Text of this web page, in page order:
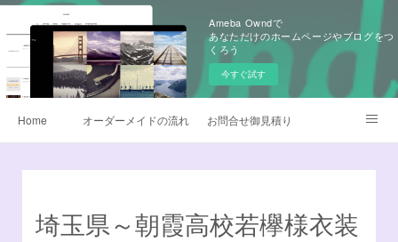
Ameba Owndで
あなただけのホームページやブログをつ
くろう
今すぐ試す
Home オーダーメイドの流れ お問合せ御見積り
埼玉県～朝霞高校若欅様衣装